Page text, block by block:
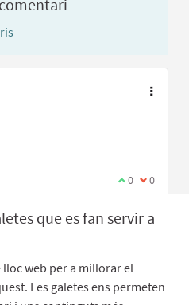
que es fan servir a
web per a millorar el
Les galetes ens permeten
Estic d'acord
0 No estic
0
i condicions
de dades obertes